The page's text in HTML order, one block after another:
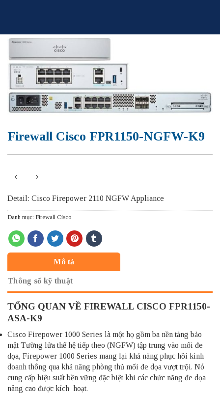
Firewall Cisco FPR1150-NGFW-K9
Detail: Cisco Firepower 2110 NGFW Appliance
Danh mục: Firewall Cisco
Mô tả
Thông số kỹ thuật
TỔNG QUAN VỀ FIREWALL CISCO FPR1150-
ASA-K9
Cisco Firepower 1000 Series là một họ gồm ba nền tảng bảo
mật Tường lửa thế hệ tiếp theo (NGFW) tập trung vào mối đe
dọa, Firepower 1000 Series mang lại khả năng phục hồi kinh
doanh thông qua khả năng phòng thủ mối đe dọa vượt trội. Nó
cung cấp hiệu suất bền vững đặc biệt khi các chức năng đe dọa
nâng cao được kích hoạt.